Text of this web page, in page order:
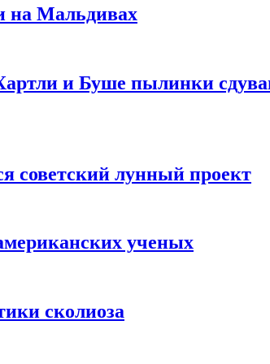
на Мальдивах
и Буше пылинки
советский лунный проект
ученых
сколиоза